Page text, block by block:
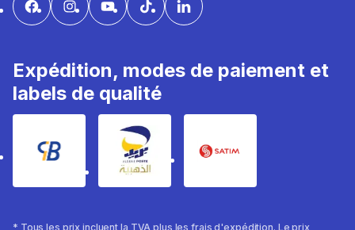
Expédition, modes de paiement et
labels de qualité
* Tous les prix incluent la TVA plus les frais d'expédition. Le prix